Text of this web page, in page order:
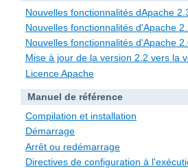
Nouvelles fonctionnalités dApache
Nouvelles fonctionnalités d'Apache
Nouvelles fonctionnalités d'Apache
Mise à jour de la version 2.2 vers la
Licence Apache
Manuel de référence
Compilation et installation
Démarrage
Arrêt ou redémarrage
Directives de configuration à